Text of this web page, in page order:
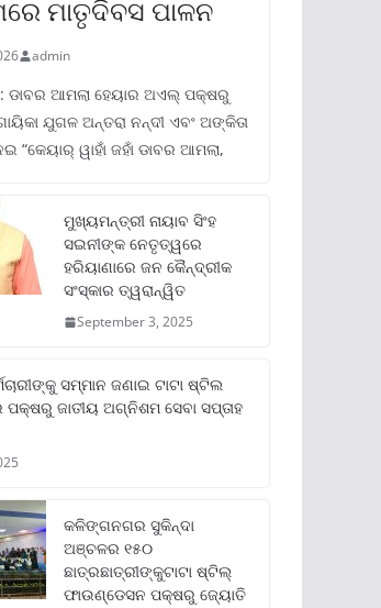
ମାତୃଦିବସ ପାଳନ
admin
ଆମଲା ହେୟାର ଅଏଲ୍ ପକ୍ଷରୁ
ଯୁଗଳ ଅନ୍ତରା ନନ୍ଦୀ ଏବଂ ଅଙ୍କିତା
“କେୟାର୍ ୱାହାଁ ଜହାଁ ଡାବର ଆମଲା,
ମୁଖ୍ୟମନ୍ତ୍ରୀ ନାୟାବ ସିଂହ
ସଇନୀଙ୍କ ନେତୃତ୍ୱରେ
ହରିୟାଣାରେ ଜନ କୈନ୍ଦ୍ରୀକ
ସଂସ୍କାର ତ୍ୱରାନ୍ୱିତ
September 3, 2025
ସମ୍ମାନ ଜଣାଇ ଟାଟା ଷ୍ଟିଲ
ଜାତୀୟ ଅଗ୍ନିଶମ ସେବା ସପ୍ତାହ
କଳିଙ୍ଗନଗର ସୁକିନ୍ଦା
ଅଞ୍ଚଳର ୧୫୦
ଛାତ୍ରଛାତ୍ରୀଙ୍କୁଟାଟା ଷ୍ଟିଲ୍
ଫାଉଣ୍ଡେସନ ପକ୍ଷରୁ ଜ୍ୟୋତି